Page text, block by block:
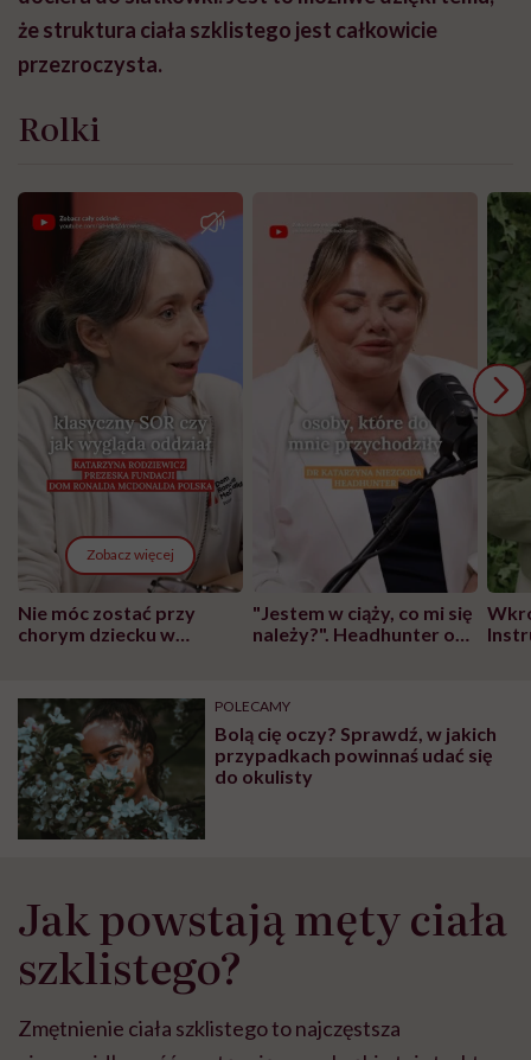
że struktura ciała szklistego jest całkowicie
przezroczysta.
Rolki
Zobacz więcej
Nie móc zostać przy
chorym dziecku w
może chyba tylko
głupota i brak
wyobraźni"
"Jestem w ciąży, co mi się
należy?". Headhunter o
pracy
POLECAMY
Bolą cię oczy? Sprawdź, w jakich
przypadkach powinnaś udać się
do okulisty
Jak powstają męty ciała
szklistego?
Zmętnienie ciała szklistego to najczęstsza